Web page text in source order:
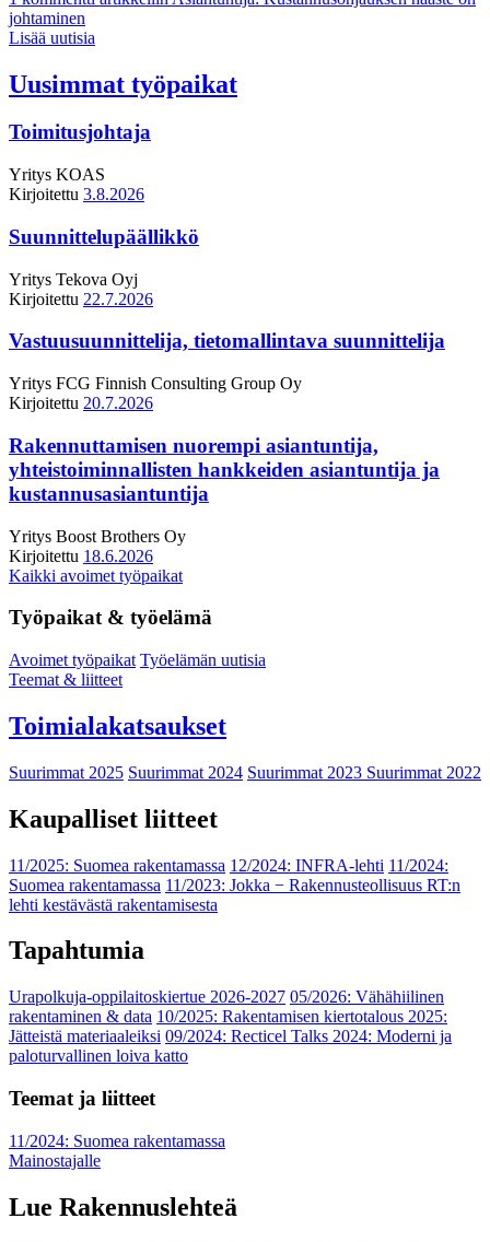
johtaminen
Lisää uutisia
Uusimmat työpaikat
Toimitusjohtaja
Yritys KOAS
Kirjoitettu 3.8.2026
Suunnittelupäällikkö
Yritys Tekova Oyj
Kirjoitettu 22.7.2026
Vastuusuunnittelija, tietomallintava suunnittelija
Yritys FCG Finnish Consulting Group Oy
Kirjoitettu 20.7.2026
Rakennuttamisen nuorempi asiantuntija,
yhteistoiminnallisten hankkeiden asiantuntija ja
kustannusasiantuntija
Yritys Boost Brothers Oy
Kirjoitettu 18.6.2026
Kaikki avoimet työpaikat
Työpaikat & työelämä
Avoimet työpaikat Työelämän uutisia
Teemat & liitteet
Toimialakatsaukset
Suurimmat 2025 Suurimmat 2024 Suurimmat 2023 Suurimmat 2022
Kaupalliset liitteet
11/2025: Suomea rakentamassa 12/2024: INFRA-lehti 11/2024:
Suomea rakentamassa 11/2023: Jokka − Rakennusteollisuus RT:n
lehti kestävästä rakentamisesta
Tapahtumia
Urapolkuja-oppilaitoskiertue 2026-2027 05/2026: Vähähiilinen
rakentaminen & data 10/2025: Rakentamisen kiertotalous 2025:
Jätteistä materiaaleiksi 09/2024: Recticel Talks 2024: Moderni ja
paloturvallinen loiva katto
Teemat ja liitteet
11/2024: Suomea rakentamassa
Mainostajalle
Lue Rakennuslehteä